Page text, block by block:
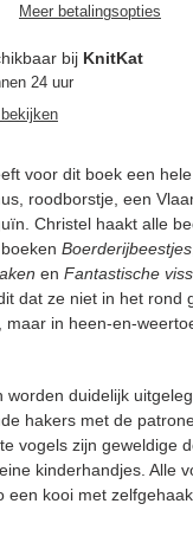
Meer betalingsopties
bij KnitKat
24 uur
voor dit boek een
roodborstje, een
Christel haakt alle
Boerderijbeestjes
en Fantastische
dat ze niet in het rond
maar in heen-en-
worden duidelijk
hakers met de
vogels zijn geweldige
kinderhandjes. Alle
een kooi met
account om producten
Login